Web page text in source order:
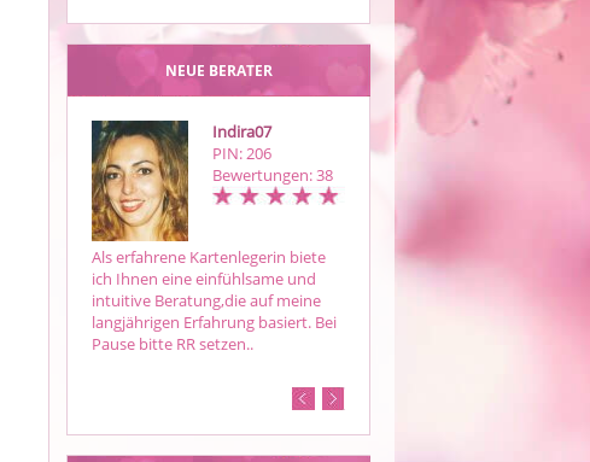
NEUE BERATER
Indira07
PIN: 206
Bewertungen: 38
Als erfahrene Kartenlegerin biete
ich Ihnen eine einfühlsame und
intuitive Beratung,die auf meine
langjährigen Erfahrung basiert. Bei
Pause bitte RR setzen..
Isabella
Ich bin Medium und Bewusstsein
Couch . Change Your Identity .